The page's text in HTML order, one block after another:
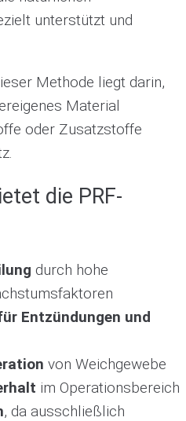
unterstützt und
Methode liegt darin,
Material
oder Zusatzstoffe
die PRF-
durch hohe
Entzündungen und
von Weichgewebe
im Operationsbereich
, da ausschließlich